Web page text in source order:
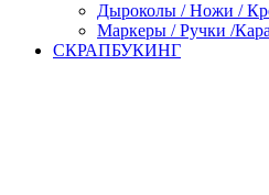
Дыроколы / Ножи /
Маркеры / Ручки /
СКРАПБУКИНГ